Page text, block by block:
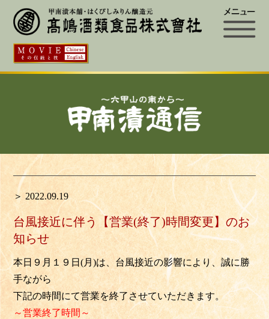
＞ 2022.09.19
台風接近に伴う【営業(終了)時間変更】のお
知らせ
本日９月１９日(月)は、台風接近の影響により、誠に勝
手ながら
下記の時間にて営業を終了させていただきます。
～営業終了時間～